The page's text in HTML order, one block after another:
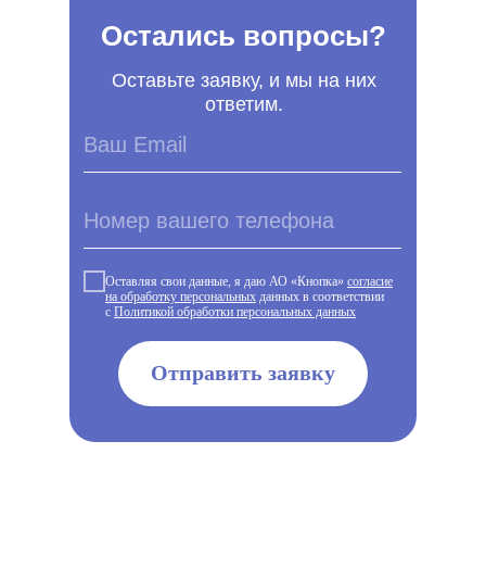
Остались вопросы?
Оставьте заявку, и мы на них
ответим.
Оставляя свои данные, я даю АО «Кнопка» согласие
на обработку персональных данных в соответствии
с Политикой обработки персональных данных
Отправить заявку